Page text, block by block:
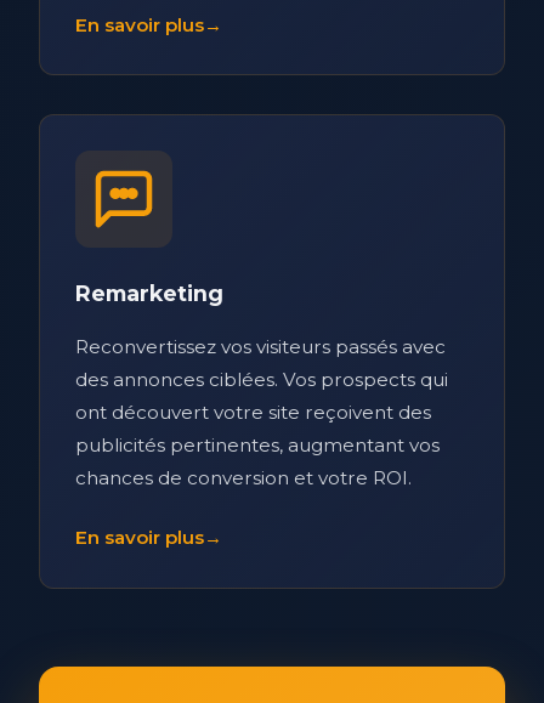
En savoir plus→
Remarketing
Reconvertissez vos visiteurs passés avec
des annonces ciblées. Vos prospects qui
ont découvert votre site reçoivent des
publicités pertinentes, augmentant vos
chances de conversion et votre ROI.
En savoir plus→